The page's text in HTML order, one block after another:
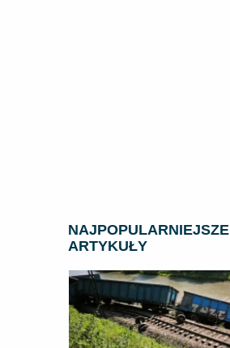
NAJPOPULARNIEJSZE
ARTYKUŁY